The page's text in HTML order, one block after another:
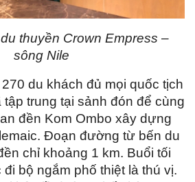
thuyền Crown Empress –
sông Nile
du khách đủ mọi quốc tịch
trung tại sảnh đón để cùng
đền Kom Ombo xây dựng
Đoạn đường từ bến du
chỉ khoảng 1 km. Buổi tối
bộ ngắm phố thiệt là thú vị.